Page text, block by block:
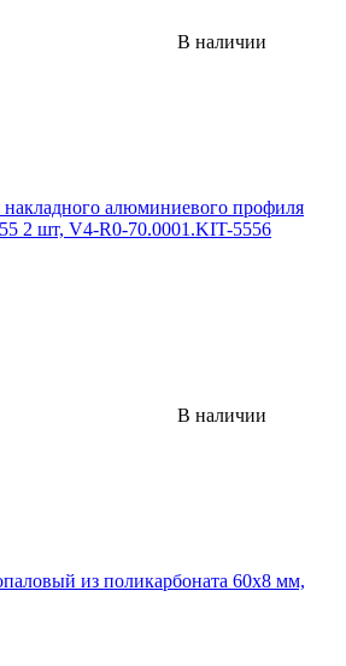
В наличии
накладного алюминиевого профиля
2 шт, V4-R0-70.0001.KIT-5556
В наличии
из поликарбоната 60х8 мм,